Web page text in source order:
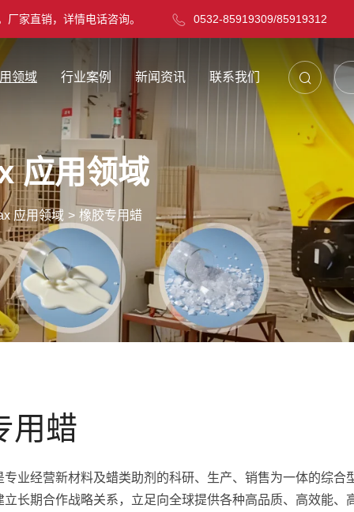
家直销，详情电话咨询。 0532-85919309/85919312
领域 行业案例 新闻资讯 联系我们
应用领域
应用领域 橡胶专用蜡
用蜡
业经营新材料及蜡类助剂的科研、生产、销售为一体的综合
长期合作战略关系，立足向全球提供各种高品质、高效能、